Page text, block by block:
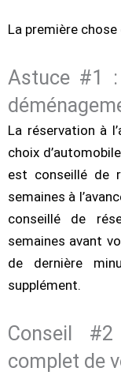
La première
Astuce #1
La réservation à
choix
est conseillé de
semaines à
conseillé de
semaines avant
de dernière
supplément.
Conseil
complet de